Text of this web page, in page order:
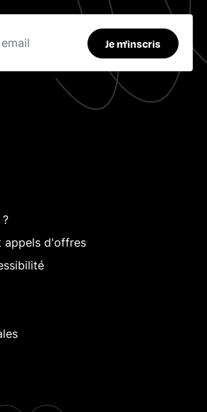
Je m'inscris
appels d'offres